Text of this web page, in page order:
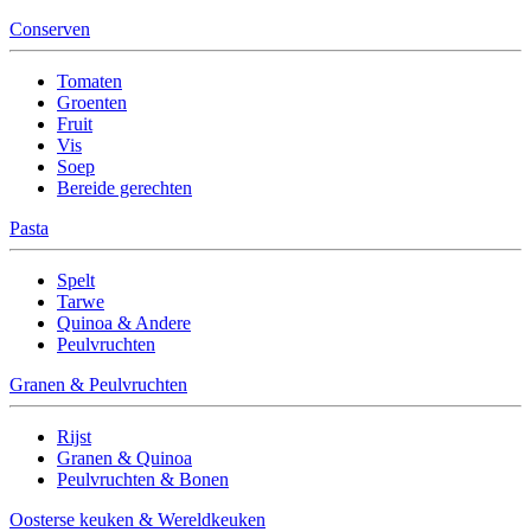
Conserven
Tomaten
Groenten
Fruit
Vis
Soep
Bereide gerechten
Pasta
Spelt
Tarwe
Quinoa & Andere
Peulvruchten
Granen & Peulvruchten
Rijst
Granen & Quinoa
Peulvruchten & Bonen
Oosterse keuken & Wereldkeuken